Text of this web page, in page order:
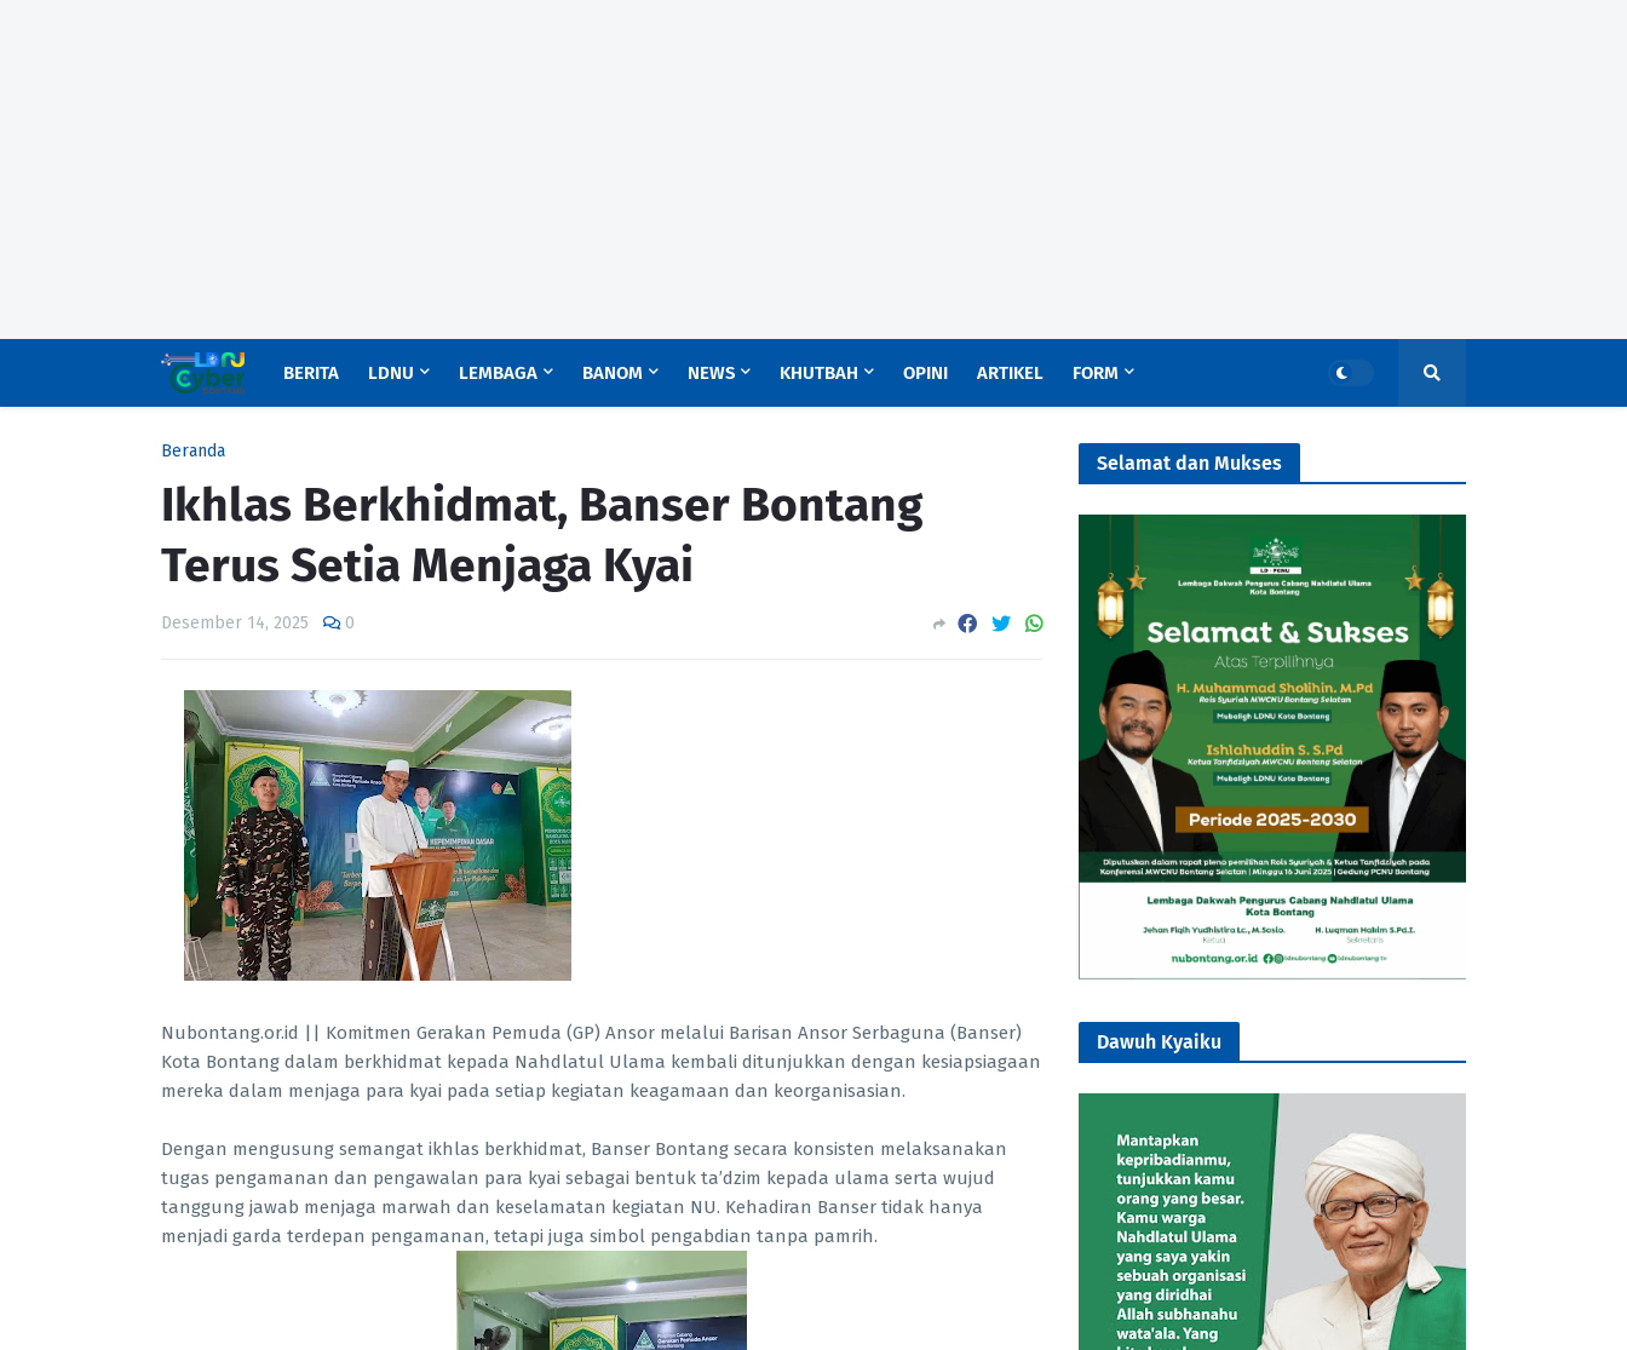
BERITA LDNU LEMBAGA BANOM NEWS KHUTBAH OPINI ARTIKEL FORM
Beranda
Ikhlas Berkhidmat, Banser Bontang
Terus Setia Menjaga Kyai
Desember 14, 2025 0
Nubontang.or.id || Komitmen Gerakan Pemuda (GP) Ansor melalui Barisan Ansor Serbaguna (Banser)
Kota Bontang dalam berkhidmat kepada Nahdlatul Ulama kembali ditunjukkan dengan kesiapsiagaan
mereka dalam menjaga para kyai pada setiap kegiatan keagamaan dan keorganisasian.
Dengan mengusung semangat ikhlas berkhidmat, Banser Bontang secara konsisten melaksanakan
tugas pengamanan dan pengawalan para kyai sebagai bentuk ta’dzim kepada ulama serta wujud
tanggung jawab menjaga marwah dan keselamatan kegiatan NU. Kehadiran Banser tidak hanya
menjadi garda terdepan pengamanan, tetapi juga simbol pengabdian tanpa pamrih.
Selamat dan Mukses
Dawuh Kyaiku